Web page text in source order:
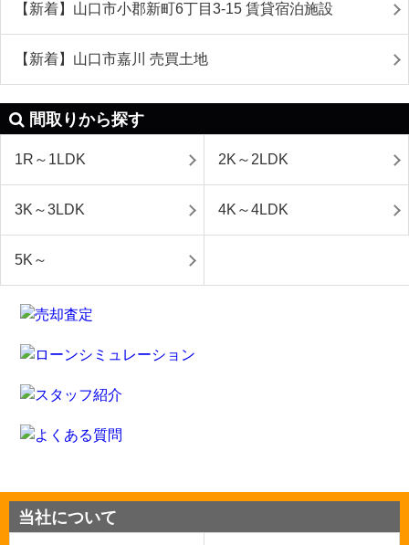
【新着】山口市小郡新町6丁目3-15 賃貸宿泊施設
【新着】山口市嘉川 売買土地
間取りから探す
1R～1LDK 2K～2LDK
3K～3LDK 4K～4LDK
5K～
当社について